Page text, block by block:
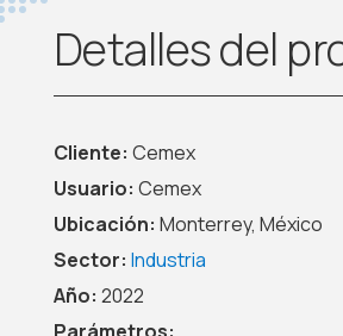
Detalles del
Cliente: Cemex
Usuario: Cemex
Ubicación: Monterrey, México
Sector: Industria
Año: 2022